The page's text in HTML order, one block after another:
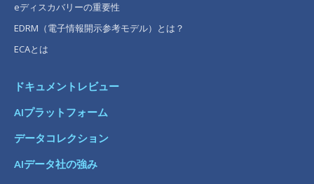
eディスカバリーの重要性
EDRM（電子情報開示参考モデル）とは？
ECAとは
ドキュメントレビュー
AIプラットフォーム
データコレクション
AIデータ社の強み